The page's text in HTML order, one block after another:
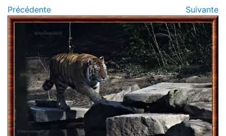
Précédente Suivante